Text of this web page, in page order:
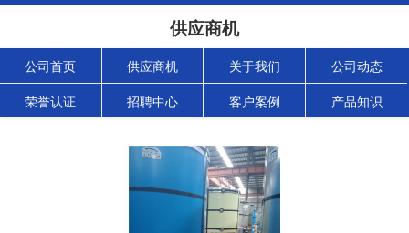
供应商机
公司首页 供应商机 关于我们 公司动态
荣誉认证 招聘中心 客户案例 产品知识